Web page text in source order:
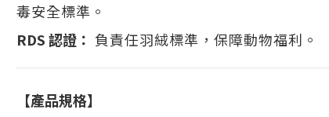
毒安全標準。
RDS 認證： 負責任羽絨標準，保障動物福利。
【產品規格】